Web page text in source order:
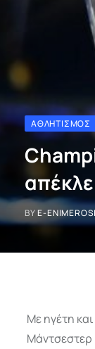
ΑΘΛΗΤΙΣΜΌΣ
BYE-
Με ηγέτη
Μάντσεστερ